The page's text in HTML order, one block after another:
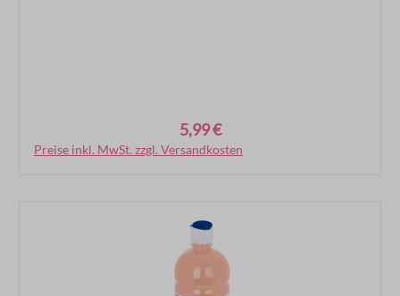
5,99 €
Preise inkl. MwSt. zzgl. Versandkosten
In den Warenkorb